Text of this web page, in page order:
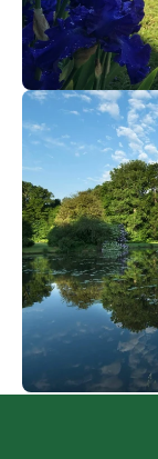
Für die
Besuch
nutzen. In
Abfall
der
sind
und
Zwecke)
Anbringen
sonstige
Der